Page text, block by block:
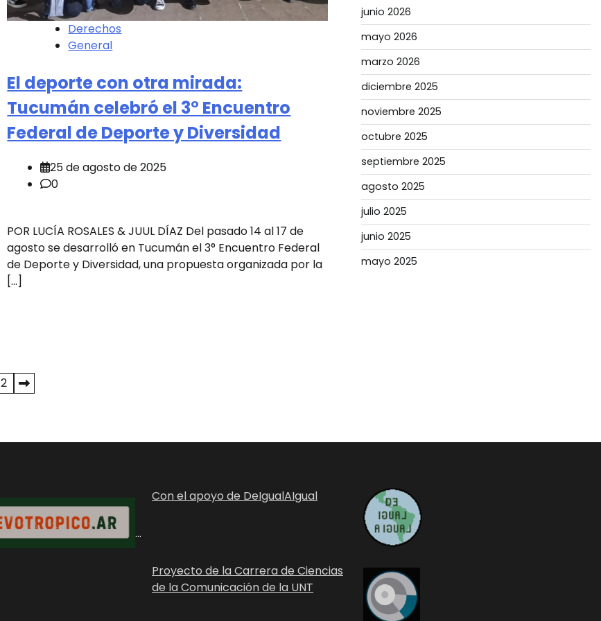
Derechos
General
El deporte con otra mirada:
Tucumán celebró el 3° Encuentro
Federal de Deporte y Diversidad
25 de agosto de 2025
0
POR LUCÍA ROSALES & JUUL DÍAZ Del pasado 14 al 17 de
agosto se desarrolló en Tucumán el 3° Encuentro Federal
de Deporte y Diversidad, una propuesta organizada por la
[…]
2
junio 2026
mayo 2026
marzo 2026
diciembre 2025
noviembre 2025
octubre 2025
septiembre 2025
agosto 2025
julio 2025
junio 2025
mayo 2025
Con el apoyo de DeIgualAIgual
...
Proyecto de la Carrera de Ciencias
de la Comunicación de la UNT